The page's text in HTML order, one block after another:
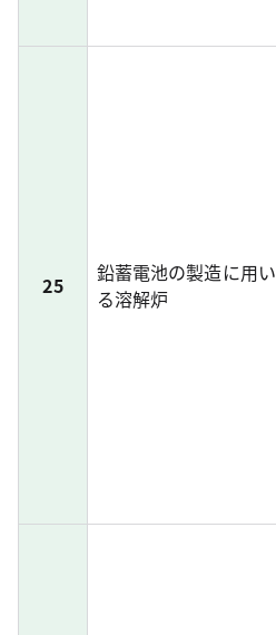
25
鉛蓄電池の製造に用い
る溶解炉